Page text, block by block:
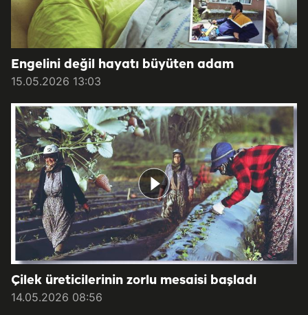
Engelini değil hayatı büyüten adam
15.05.2026 13:03
Çilek üreticilerinin zorlu mesaisi başladı
14.05.2026 08:56